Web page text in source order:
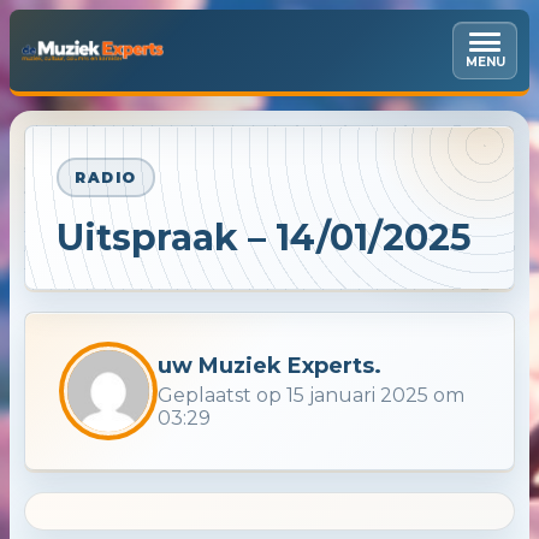
MENU
RADIO
Uitspraak – 14/01/2025
uw Muziek Experts.
Geplaatst op 15 januari 2025 om
03:29